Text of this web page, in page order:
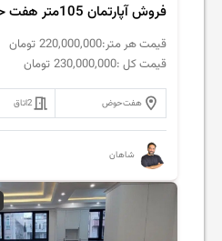
فروش آپارتمان 105متر هفت حوض کلید نخورده
قیمت هر متر:220,000,000 تومان
قیمت کل :230,000,000 تومان
هفت‌حوض 2اتاق
شاهان